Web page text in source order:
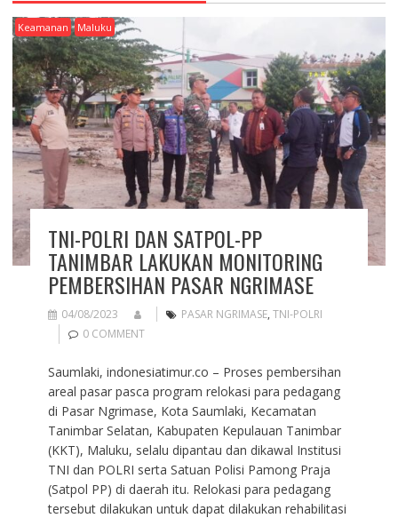
Keamanan Maluku
TNI-POLRI DAN SATPOL-PP
TANIMBAR LAKUKAN MONITORING
PEMBERSIHAN PASAR NGRIMASE
04/08/2023 PASAR NGRIMASE, TNI-POLRI
0 COMMENT
Saumlaki, indonesiatimur.co – Proses pembersihan
areal pasar pasca program relokasi para pedagang
di Pasar Ngrimase, Kota Saumlaki, Kecamatan
Tanimbar Selatan, Kabupaten Kepulauan Tanimbar
(KKT), Maluku, selalu dipantau dan dikawal Institusi
TNI dan POLRI serta Satuan Polisi Pamong Praja
(Satpol PP) di daerah itu. Relokasi para pedagang
tersebut dilakukan untuk dapat dilakukan rehabilitasi